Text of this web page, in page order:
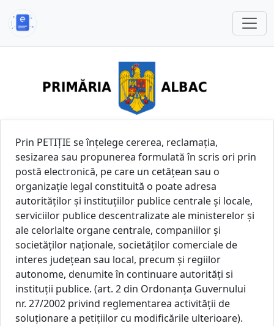
Prin PETIȚIE se înțelege cererea, reclamația,
sesizarea sau propunerea formulată în scris ori prin
postă electronică, pe care un cetățean sau o
organizație legal constituită o poate adresa
autorităților și instituțiilor publice centrale și locale,
serviciilor publice descentralizate ale ministerelor și
ale celorlalte organe centrale, companiilor și
societăților naționale, societăților comerciale de
interes județean sau local, precum și regiilor
autonome, denumite în continuare autorități si
instituții publice. (art. 2 din Ordonanța Guvernului
nr. 27/2002 privind reglementarea activității de
soluționare a petițiilor cu modificările ulterioare).